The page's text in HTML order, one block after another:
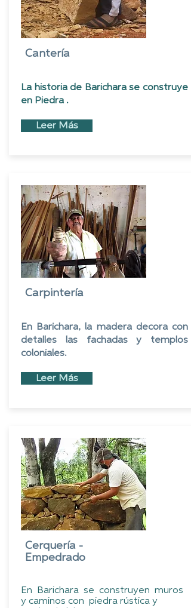
Cantería
La historia de Barichara se construye
en Piedra .
Leer Más
Carpintería
En Barichara, la madera decora con
detalles las fachadas y templos
coloniales.
Leer Más
Cerquería -
Empedrado
En Barichara se construyen muros
y caminos con piedra rústica y